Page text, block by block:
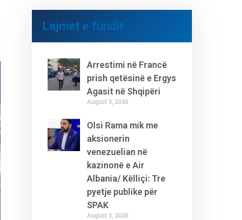
Lajmet e fundit
Arrestimi në Francë
prish qetësinë e Ergys
Agasit në Shqipëri
August 3, 2026
Olsi Rama mik me
aksionerin
venezuelian në
kazinonë e Air
Albania/ Këlliçi: Tre
pyetje publike për
SPAK
August 3, 2026